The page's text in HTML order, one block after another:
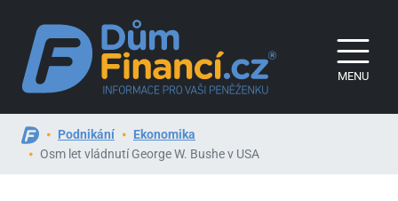
MENU
Podnikání
Ekonomika
Osm let vládnutí George W. Bushe v USA